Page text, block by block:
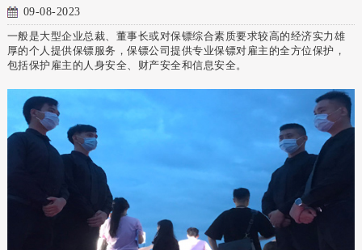
09-08-2023
一般是大型企业总裁、董事长或对保镖综合素质要求较高的经济实力雄
厚的个人提供保镖服务，保镖公司提供专业保镖对雇主的全方位保护，
包括保护雇主的人身安全、财产安全和信息安全。